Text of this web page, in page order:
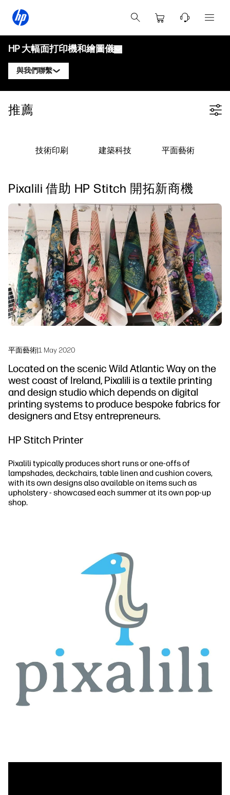
HP 大幅面打印機和繪圖儀
與我們聯繫
聯繫 HP DesignJet 專家
聯繫 HP Latex 專家
聯繫 PrintOS 專家
追蹤我們
linkedInfacebook
twitteryoutube
HP DesignJet 技術繪圖儀
HP PageWide XL 打印機
HP Stitch 打印機
解決方案與服務
HP PrintOS 生產中心
安全性
部落格
網絡研討會
用戶見證
工作流程解決方案
可持續發展
推薦
Filter category
技術印刷 建築科技 平面藝術
Pixalili 借助 HP Stitch 開拓新商機
平面藝術|1 May 2020
Located on the scenic Wild Atlantic Way on the
west coast of Ireland, Pixalili is a textile printing
and design studio which depends on digital
printing systems to produce bespoke fabrics for
designers and Etsy entrepreneurs.
HP Stitch Printer
Pixalili typically produces short runs or one-offs of
lampshades, deckchairs, table linen and cushion covers,
with its own designs also available on items such as
upholstery - showcased each summer at its own pop-up
shop.